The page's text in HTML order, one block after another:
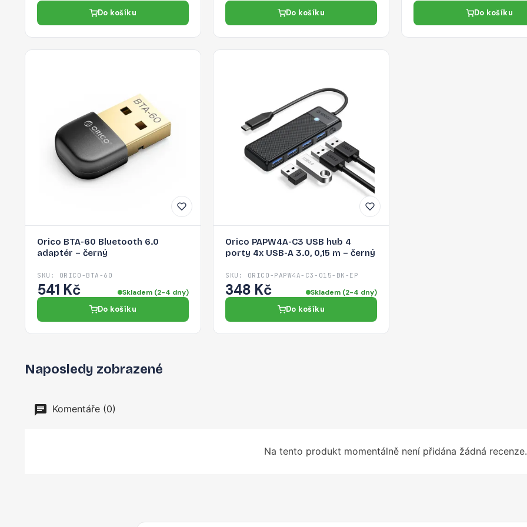
Do košíku Do košíku Do košíku
Orico BTA-60 Bluetooth 6.0
adaptér – černý
SKU: ORICO-BTA-60
541 Kč Skladem (2-4 dny)
Do košíku
Orico PAPW4A-C3 USB hub 4
porty 4x USB-A 3.0, 0,15 m – černý
SKU: ORICO-PAPW4A-C3-015-BK-EP
348 Kč Skladem (2-4 dny)
Do košíku
Naposledy zobrazené
Komentáře (0)
Na tento produkt momentálně není přidána žádná recenze.